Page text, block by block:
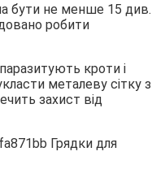
бути не менше 15 див.
робити
кроти і
металеву сітку з
захист від